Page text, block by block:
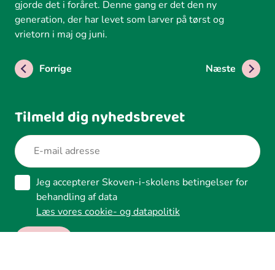
gjorde det i foråret. Denne gang er det den ny
generation, der har levet som larver på tørst og
vrietorn i maj og juni.
Forrige Næste
Tilmeld dig nyhedsbrevet
Jeg accepterer Skoven-i-skolens betingelser for
behandling af data
Læs vores cookie- og datapolitik